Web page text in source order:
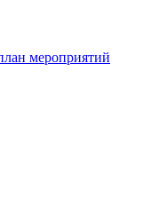
мероприятий